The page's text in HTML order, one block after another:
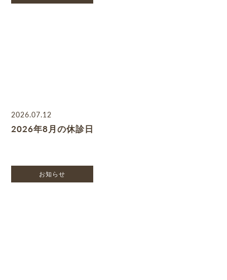
2026.07.12
2026年8月の休診日
お知らせ